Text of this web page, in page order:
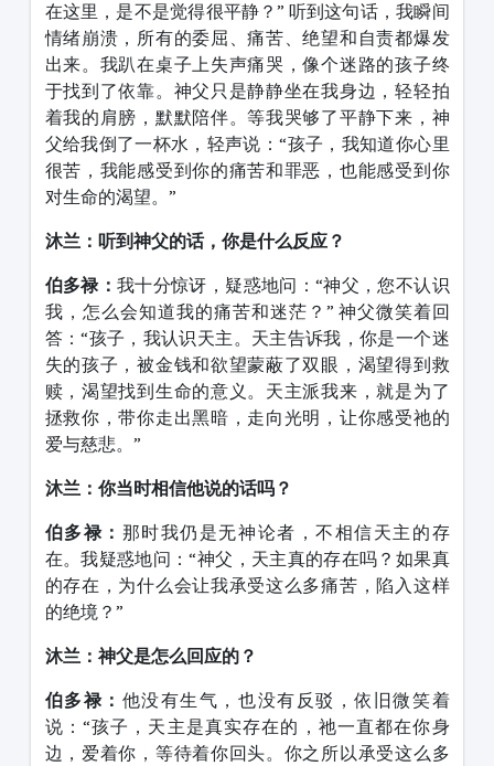
在这里，是不是觉得很平静？” 听到这句话，我瞬间
情绪崩溃，所有的委屈、痛苦、绝望和自责都爆发
出来。我趴在桌子上失声痛哭，像个迷路的孩子终
于找到了依靠。神父只是静静坐在我身边，轻轻拍
着我的肩膀，默默陪伴。等我哭够了平静下来，神
父给我倒了一杯水，轻声说：“孩子，我知道你心里
很苦，我能感受到你的痛苦和罪恶，也能感受到你
对生命的渴望。 ”
沐兰：听到神父的话，你是什么反应？
伯多禄： 我十分惊讶，疑惑地问： “神父，您不认识
我，怎么会知道我的痛苦和迷茫？ ” 神父微笑着回
答：“孩子，我认识天主。天主告诉我，你是一个迷
失的孩子，被金钱和欲望蒙蔽了双眼，渴望得到救
赎，渴望找到生命的意义。天主派我来，就是为了
拯救你，带你走出黑暗，走向光明，让你感受祂的
爱与慈悲。 ”
沐兰：你当时相信他说的话吗？
伯多禄： 那时我仍是无神论者，不相信天主的存
在。我疑惑地问：“神父，天主真的存在吗？如果真
的存在，为什么会让我承受这么多痛苦，陷入这样
的绝境？ ”
沐兰：神父是怎么回应的？
伯多禄： 他没有生气，也没有反驳，依旧微笑着
说： “孩子，天主是真实存在的，祂一直都在你身
边，爱着你，等待着你回头。你之所以承受这么多